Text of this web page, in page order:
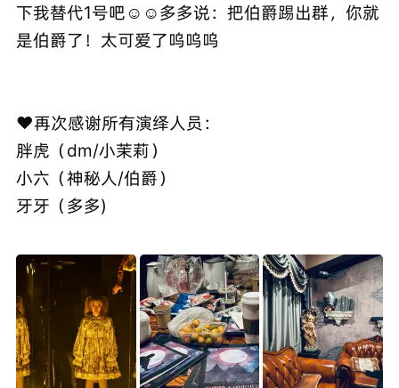
下我替代1号吧☺️☺️多多说：把伯爵踢出群，你就
是伯爵了！太可爱了呜呜呜
❤️再次感谢所有演绎人员：
胖虎（dm/小茉莉）
小六（神秘人/伯爵）
牙牙（多多)